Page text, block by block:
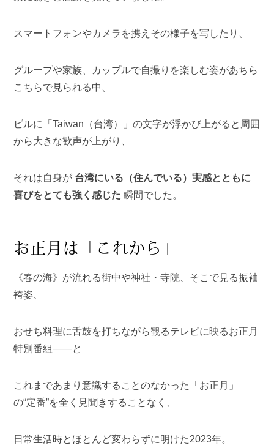
スマートフォンやカメラを携えその様子を写したり、
グループや家族、カップルで自撮りを楽しむ姿があちら
こちらで見られる中、
ビルに「Taiwan（台湾）」の文字が浮かび上がると周囲
から大きな歓声が上がり、
それは自身が 台湾にいる（住んでいる）実感とともに
喜びをとても強く感じた瞬間でした。
お正月は「これから」
《春の海》が流れる街中や神社・寺院、そこで見る振袖
袴姿、
おせち料理に舌鼓を打ちながら観るテレビに映るお正月
特別番組——と
これまであまり意識することのなかった「お正月」
の“定番”を全く見聞きすることなく、
日常生活時とほとんど変わらずに明けた2023年。